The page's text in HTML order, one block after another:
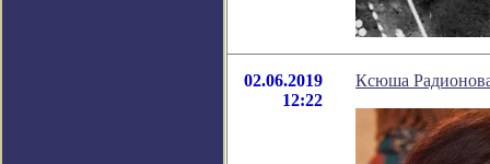
02.06.2019
12:22
Ксюша